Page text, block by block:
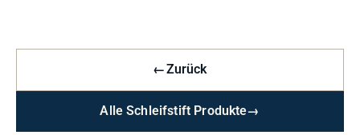
←Zurück
Alle Schleifstift Produkte→